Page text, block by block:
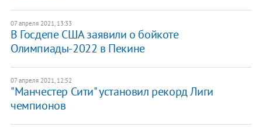
07 апреля 2021, 13:33
В Госдепе США заявили о бойкоте
Олимпиады-2022 в Пекине
07 апреля 2021, 12:52
"Манчестер Сити" установил рекорд Лиги
чемпионов